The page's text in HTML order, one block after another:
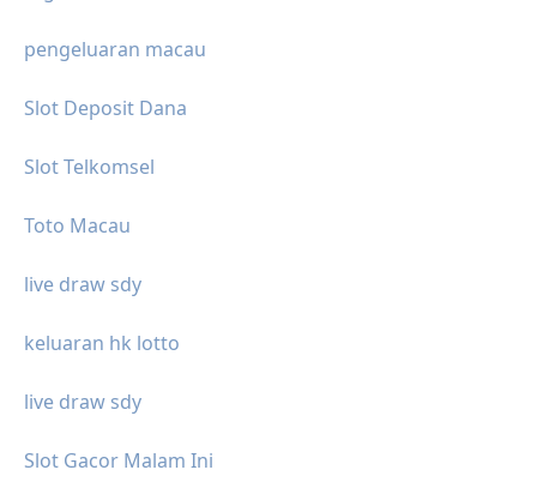
pengeluaran macau
Slot Deposit Dana
Slot Telkomsel
Toto Macau
live draw sdy
keluaran hk lotto
live draw sdy
Slot Gacor Malam Ini